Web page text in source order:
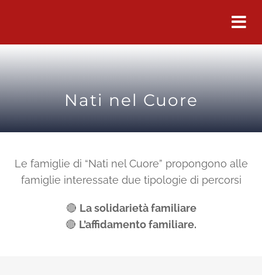
Nati nel Cuore
Le famiglie di “Nati nel Cuore” propongono alle
famiglie interessate due tipologie di percorsi
🔴 La solidarietà familiare
🔴 L’affidamento familiare.